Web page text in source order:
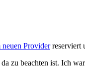
Providerreserviert
zu beachten ist. Ich